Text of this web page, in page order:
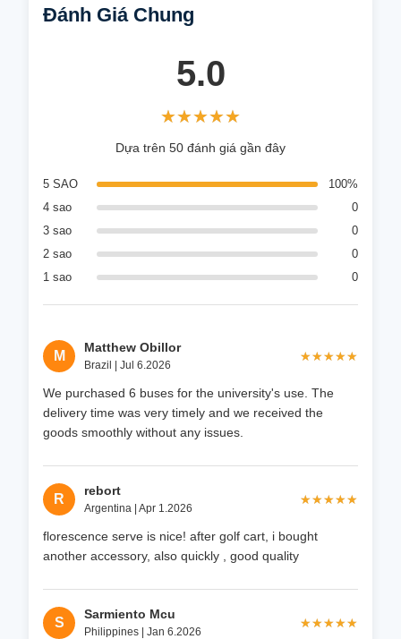
Đánh Giá Chung
5.0
★★★★★
★★★★★
Dựa trên 50 đánh giá gần đây
5 SAO
100%
4 sao
0
3 sao
0
2 sao
0
1 sao
0
M
Matthew Obillor
Brazil | Jul 6.2026
★★★★★
★★★★★
We purchased 6 buses for the university's use. The
delivery time was very timely and we received the
goods smoothly without any issues.
R
rebort
Argentina | Apr 1.2026
★★★★★
★★★★★
florescence serve is nice! after golf cart, i bought
another accessory, also quickly , good quality
S
Sarmiento Mcu
Philippines | Jan 6.2026
★★★★★
★★★★★